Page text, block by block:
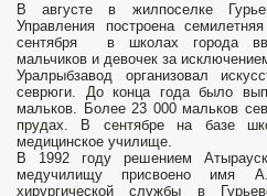
В августе в жилпоселке
Управления построена
сентября в школах города
мальчиков и девочек за
Уралрыбзавод организовал
севрюги. До конца года было
мальков. Более 23 000 мальков
прудах. В сентябре на базе
медицинское училище.
В 1992 году решением
медучилищу присвоено имя
хирургической службы в